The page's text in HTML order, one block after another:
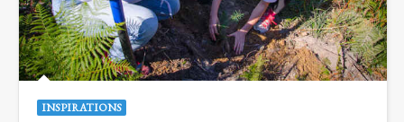
INSPIRATIONS